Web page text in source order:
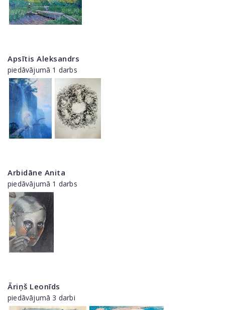
Apsītis Aleksandrs
piedāvājumā 1 darbs
Arbidāne Anita
piedāvājumā 1 darbs
Āriņš Leonīds
piedāvājumā 3 darbi